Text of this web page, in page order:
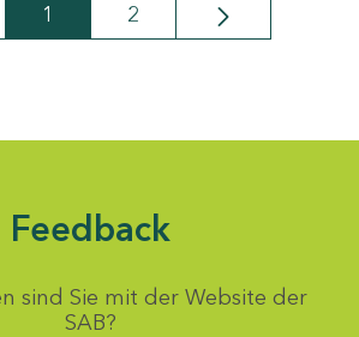
Seite
1 Seite
2
Feedback
sind Sie mit der Website der
SAB?